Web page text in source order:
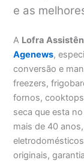
e as
A Lofra
Agenews,
conversão e
freezers,
fornos,
seca que esta
mais de 40
originais,